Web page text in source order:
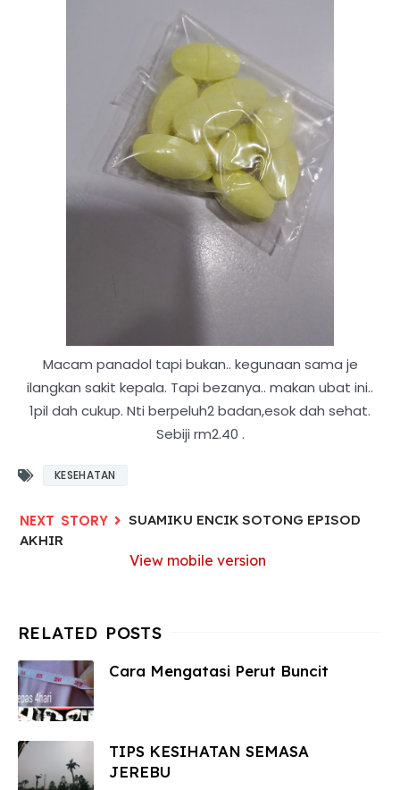
Macam panadol tapi bukan.. kegunaan sama je
ilangkan sakit kepala. Tapi bezanya.. makan ubat ini..
1pil dah cukup. Nti berpeluh2 badan,esok dah sehat.
Sebiji rm2.40 .
KESEHATAN
SUAMIKU ENCIK SOTONG EPISOD
AKHIR
View mobile version
Cara Mengatasi Perut Buncit
TIPS KESIHATAN SEMASA
JEREBU